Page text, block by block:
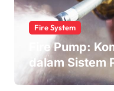
Fire System
Fire Pump:
dalam Sistem
Kebakaran